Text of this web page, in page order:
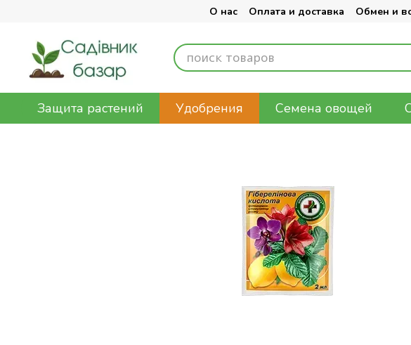
О нас Оплата и доставка Обмен и
Защита растений Удобрения Семена овощей